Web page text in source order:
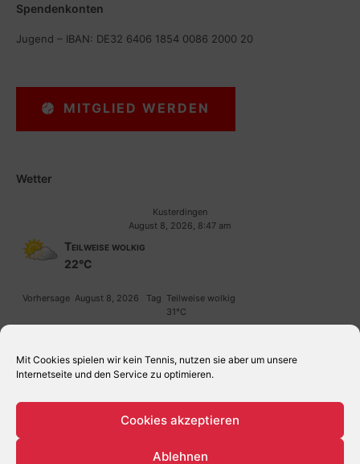
Mit Cookies spielen wir kein Tennis, nutzen sie aber um unsere
Internetseite und den Service zu optimieren.
Cookies akzeptieren
Ablehnen
Spendenkonten
Jugend – IBAN: DE32 6406 1854 0086 2000 20
MITGLIED WERDEN
Wetter
Kusterdingen
August 8, 2026, 8:47 am
Teilweise wolkig
22°C
Vorhersage August 8, 2026 Tag Teilweise wolkig
31°C